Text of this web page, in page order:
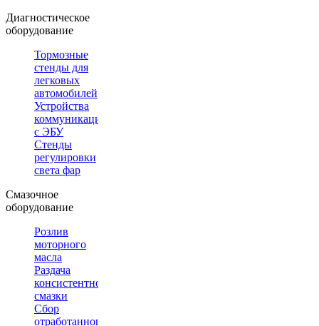
Диагностическое
оборудование
Тормозные
стенды для
легковых
автомобилей
Устройства
коммуникации
с ЭБУ
Стенды
регулировки
света фар
Смазочное
оборудование
Розлив
моторного
масла
Раздача
консистентной
смазки
Сбор
отработанного